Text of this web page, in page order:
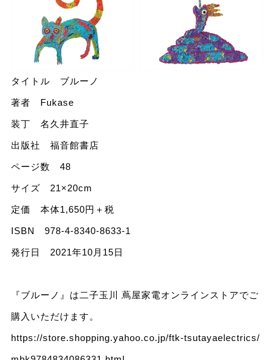
タイトル ブルーノ
著者 Fukase
装丁 名久井直子
出版社 福音館書店
ページ数 48
サイズ 21×20cm
定価 本体1,650円＋税
ISBN 978-4-8340-8633-1
発行日 2021年10月15日
『ブルーノ』は二子玉川 蔦屋家電オンラインストアでご
購入いただけます。
https://store.shopping.yahoo.co.jp/ftk-tsutayaelectrics/